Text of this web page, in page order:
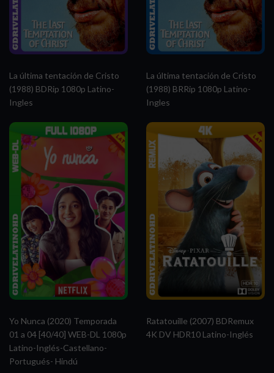
La última tentación de Cristo
(1988) BDRip 1080p Latino-
Ingles
La última tentación de Cristo
(1988) BRRip 1080p Latino-
Ingles
Yo Nunca (2020) Temporada
01 a 04 [40/40] WEB-DL 1080p
Latino-Inglés-Castellano-
Portugués- Hindú
Ratatouille (2007) BDRemux
4K DV HDR10 Latino-Inglés